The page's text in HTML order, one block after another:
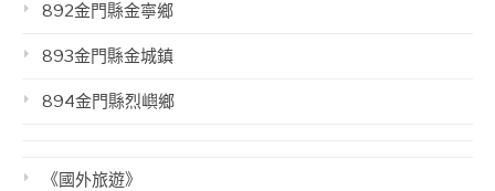
892金門縣金寧鄉
893金門縣金城鎮
894金門縣烈嶼鄉
《國外旅遊》